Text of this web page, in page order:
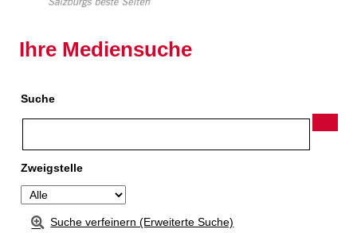
Ihre Mediensuche
Suche
Zweigstelle
Suche verfeinern (Erweiterte Suche)